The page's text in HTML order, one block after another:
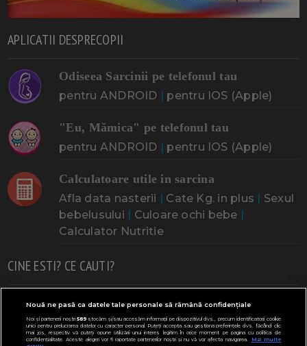
APLICATII DESPRECOPII
Odiseea Sarcinii pe telefonul tau
pentru ANDROID | pentru IOS (Apple)
"Eu, Mămica" pe telefonul tau
pentru ANDROID | pentru IOS (Apple)
Calculatoare utile in sarcina
Afla data nasterii | Cate Kg. in plus | Sexul
bebelusului | Culoare ochi bebe |
Calculator Nutritie
CINE ESTI? CE CAUTI?
Doresc un copil Adoptia Probleme cu sarcina
Urmeaza sa nasc Probleme alaptare Bebe plange
Nouă ne pasă ca datele tale personale să rămână confidențiale
Noi și partenerii noștri589stocăm și/sau accesăm informații pe dispozitivul dvs., precum identificatorii cookie
unici pentru prelucrarea datelor cu caracter personal. Puteți accepta sau gestiona preferințele dvs. făcând clic
mai jos, respectiv vă puteți opune utilizării unui interes legitim în orice moment pe pagina cu politica de
confidențialitate. Aceste alegeri vor fi raportate partenerilor noștri și nu vă vor afecta navigarea.
Mai multe